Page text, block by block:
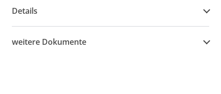
Details
weitere Dokumente